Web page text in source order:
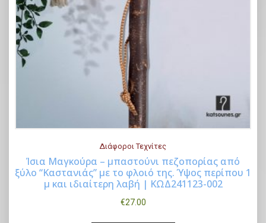
Buy Now
Διάφοροι Τεχνίτες
Ίσια Μαγκούρα – μπαστούνι πεζοπορίας από
ξύλο “Καστανιάς” με το φλοιό της. Ύψος περίπου 1
μ και ιδιαίτερη λαβή | ΚΩΔ241123-002
€27.00